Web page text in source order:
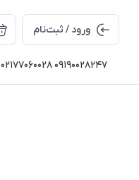
ورود / ثبت‌نام
۰۲۱۷۷۰۶۰۰۲۸ ۰۹۱۹۰۰۲۸۲۴۷